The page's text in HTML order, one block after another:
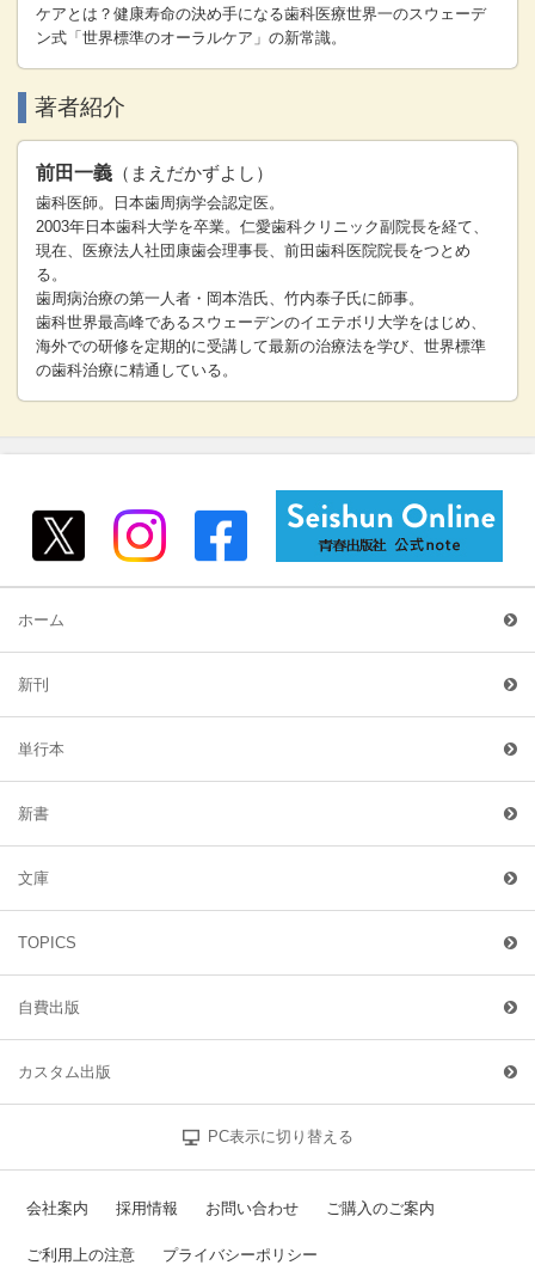
ケアとは？健康寿命の決め手になる歯科医療世界一のスウェーデ
ン式「世界標準のオーラルケア」の新常識。
著者紹介
前田一義 （まえだかずよし）
歯科医師。日本歯周病学会認定医。
2003年日本歯科大学を卒業。仁愛歯科クリニック副院長を経て、
現在、医療法人社団康歯会理事長、前田歯科医院院長をつとめ
る。
歯周病治療の第一人者・岡本浩氏、竹内泰子氏に師事。
歯科世界最高峰であるスウェーデンのイエテボリ大学をはじめ、
海外での研修を定期的に受講して最新の治療法を学び、世界標準
の歯科治療に精通している。
ホーム
新刊
単行本
新書
文庫
TOPICS
自費出版
カスタム出版
PC表示に切り替える
会社案内 採用情報 お問い合わせ ご購入のご案内
ご利用上の注意 プライバシーポリシー